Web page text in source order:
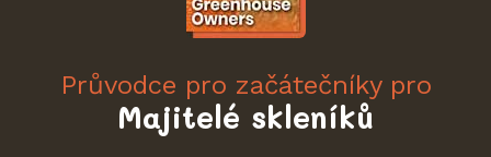
Průvodce pro začátečníky pro
Majitelé skleníků